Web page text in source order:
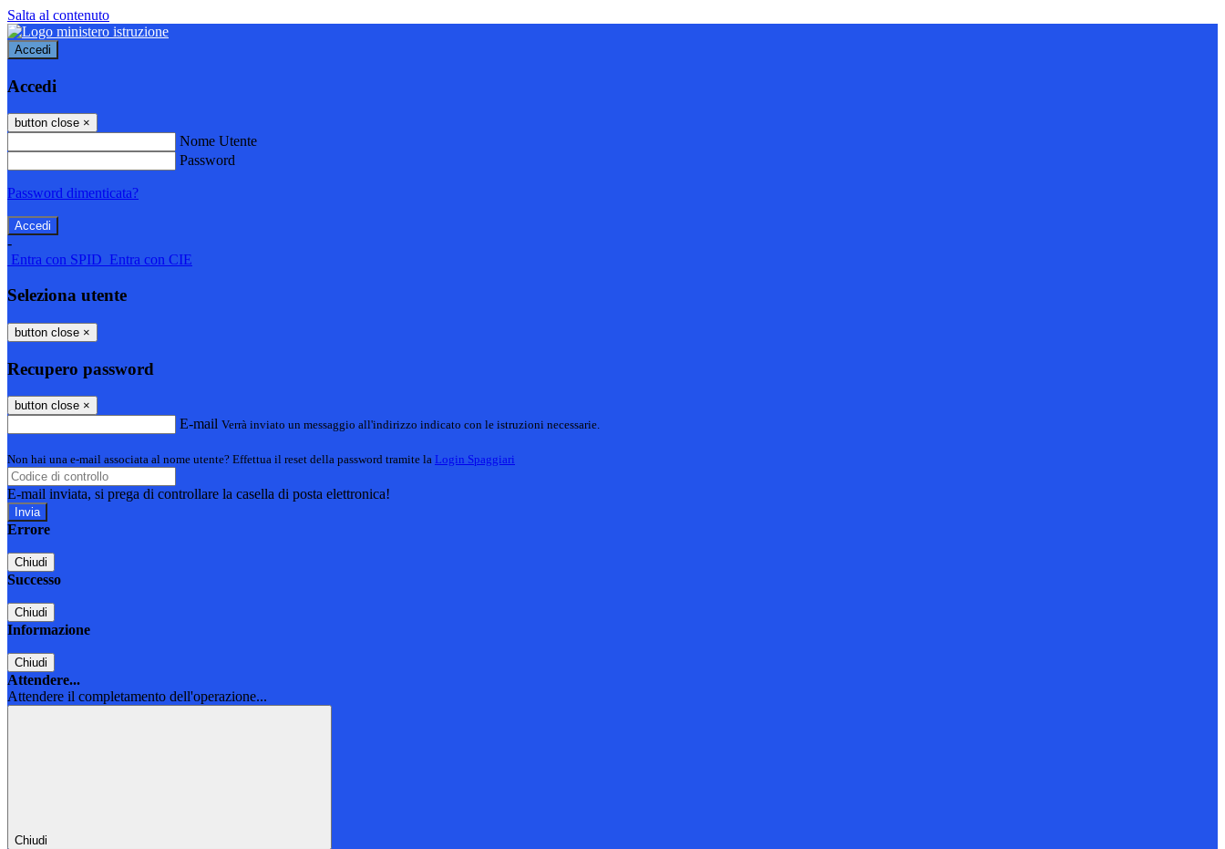
Salta al contenuto
Accedi
Accedi
button close ×
Nome Utente
Password
Password dimenticata?
-
Entra con SPID Entra con CIE
Seleziona utente
button close ×
Recupero password
button close ×
E-mail Verrà inviato un messaggio all'indirizzo indicato con le istruzioni necessarie.
Non hai una e-mail associata al nome utente? Effettua il reset della password tramite la Login Spaggiari
E-mail inviata, si prega di controllare la casella di posta elettronica!
Errore
Chiudi
Successo
Chiudi
Informazione
Chiudi
Attendere...
Attendere il completamento dell'operazione...
Chiudi